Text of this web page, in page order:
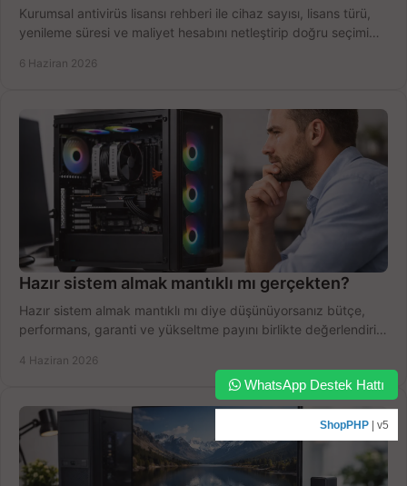
Kurumsal antivirüs lisansı rehberi ile cihaz sayısı, lisans türü,
yenileme süresi ve maliyet hesabını netleştirip doğru seçimi
6 Haziran 2026
Hazır sistem almak mantıklı mı gerçekten?
Hazır sistem almak mantıklı mı diye düşünüyorsanız bütçe,
performans, garanti ve yükseltme payını birlikte değerlendirin,
4 Haziran 2026
WhatsApp Destek Hattı
ShopPHP | v5